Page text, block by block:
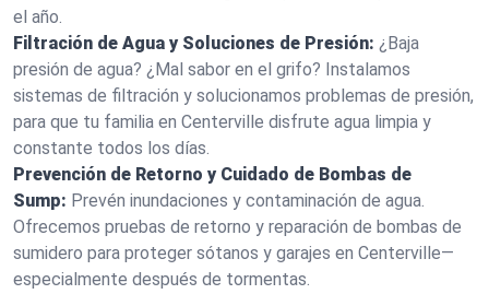
el año.
Filtración de Agua y Soluciones de Presión: ¿Baja
presión de agua? ¿Mal sabor en el grifo? Instalamos
sistemas de filtración y solucionamos problemas de presión,
para que tu familia en Centerville disfrute agua limpia y
constante todos los días.
Prevención de Retorno y Cuidado de Bombas de
Sump: Prevén inundaciones y contaminación de agua.
Ofrecemos pruebas de retorno y reparación de bombas de
sumidero para proteger sótanos y garajes en Centerville—
especialmente después de tormentas.